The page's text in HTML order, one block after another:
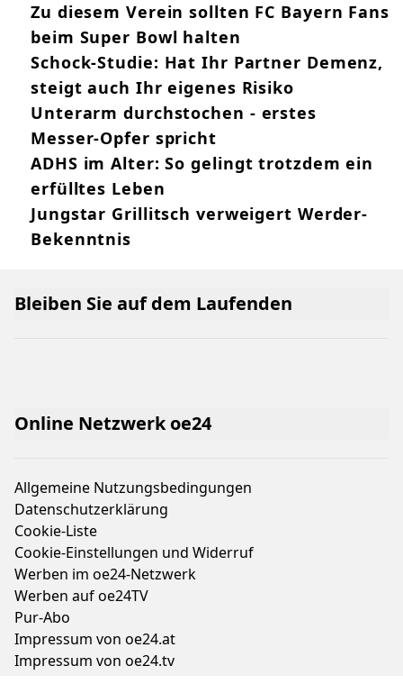
Zu diesem Verein sollten FC Bayern Fans
beim Super Bowl halten
Schock-Studie: Hat Ihr Partner Demenz,
steigt auch Ihr eigenes Risiko
Unterarm durchstochen - erstes
Messer-Opfer spricht
ADHS im Alter: So gelingt trotzdem ein
erfülltes Leben
Jungstar Grillitsch verweigert Werder-
Bekenntnis
Online Netzwerk oe24
Allgemeine Nutzungsbedingungen
Datenschutzerklärung
Cookie-Liste
Cookie-Einstellungen und Widerruf
Werben im oe24-Netzwerk
Werben auf oe24TV
Pur-Abo
Impressum von oe24.at
Impressum von oe24.tv
Bleiben Sie auf dem Laufenden